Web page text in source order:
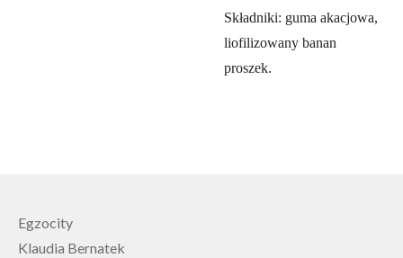
Składniki: guma akacjowa,
liofilizowany banan
proszek.
Egzocity
Klaudia Bernatek